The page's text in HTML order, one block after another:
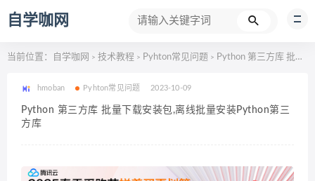
自学咖网
当前位置： 自学咖网 > 技术教程 > Pyhton常见问题 > Python 第三方库 批量下载安装包,离线批量安装Python第三方库
hmoban Pyhton常见问题 2023-10-09
Python 第三方库 批量下载安装包,离线批量安装Python第三
方库